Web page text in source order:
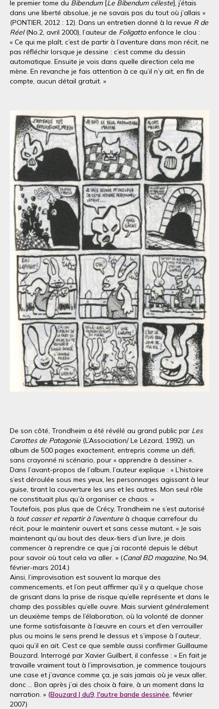
le premier tome du Bibendum[Le Bibendum céleste], j’étais
dans une liberté absolue, je ne savais pas du tout où j’allais »
(PONTIER, 2012 : 12). Dans un entretien donné à la revue R de
Réel(No.2, avril 2000), l’auteur de Foligattoenfonce le clou :
« Ce qui me plaît, c’est de partir à l’aventure dans mon récit, ne
pas réfléchir lorsque je dessine : c’est comme du dessin
automatique. Ensuite je vois dans quelle direction cela me
mène. En revanche je fais attention à ce qu’il n’y ait, en fin de
compte, aucun détail gratuit. »
De son côté, Trondheim a été révélé au grand public par Les
Carottes de Patagonie (L’Association/ Le Lézard, 1992), un
album de 500 pages exactement, entrepris comme un défi,
sans crayonné ni scénario, pour « apprendre à dessiner ».
Dans l’avant-propos de l’album, l’auteur explique : « L’histoire
s’est déroulée sous mes yeux, les personnages agissant à leur
guise, tirant la couverture les uns et les autres. Mon seul rôle
ne constituait plus qu’à organiser ce chaos. »
Toutefois, pas plus que de Crécy, Trondheim ne s’est autorisé
à tout casser et repartir à l’aventure à chaque carrefour du
récit, pour le maintenir ouvert et sans cesse mutant. « Je sais
maintenant qu’au bout des deux-tiers d’un livre, je dois
commencer à reprendre ce que j’ai raconté depuis le début
pour savoir où tout cela va aller. » (Canal BD magazine, No.94,
février-mars 2014.)
Ainsi, l’improvisation est souvent la marque des
commencements, et l’on peut affirmer qu’il y a quelque chose
de grisant dans la prise de risque qu’elle représente et dans le
champ des possibles qu’elle ouvre. Mais survient généralement
un deuxième temps de l’élaboration, où la volonté de donner
une forme satisfaisante à l’œuvre en cours et d’en verrouiller
plus ou moins le sens prend le dessus et s’impose à l’auteur,
quoi qu’il en ait. C’est ce que semble aussi confirmer Guillaume
Bouzard. Interrogé par Xavier Guilbert, il confesse : « En fait je
travaille vraiment tout à l’improvisation, je commence toujours
une case et j’avance comme ça, je sais jamais où je veux aller,
donc … Bon après j’ai des choix à faire, à un moment dans la
narration. » (Bouzard | du9, l'autre bande dessinée, février
2007)